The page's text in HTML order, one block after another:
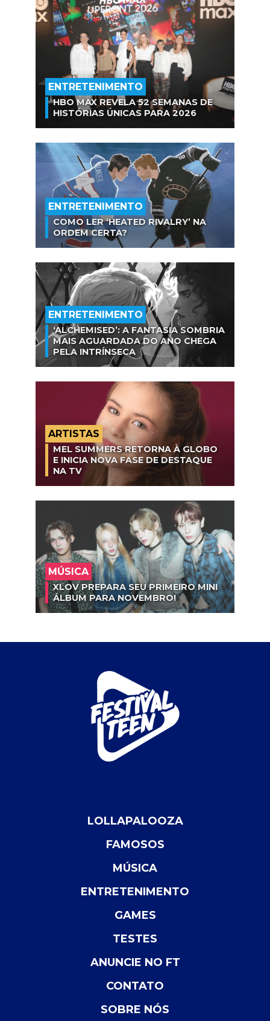
ENTRETENIMENTO
HBO MAX REVELA 52 SEMANAS DE
HISTÓRIAS ÚNICAS PARA 2026
ENTRETENIMENTO
COMO LER ‘HEATED RIVALRY’ NA
ORDEM CERTA?
ENTRETENIMENTO
‘ALCHEMISED’: A FANTASIA SOMBRIA
MAIS AGUARDADA DO ANO CHEGA
PELA INTRÍNSECA
ARTISTAS
MEL SUMMERS RETORNA À GLOBO
E INICIA NOVA FASE DE DESTAQUE
NA TV
MÚSICA
XLOV PREPARA SEU PRIMEIRO MINI
ÁLBUM PARA NOVEMBRO!
LOLLAPALOOZA
FAMOSOS
MÚSICA
ENTRETENIMENTO
GAMES
TESTES
ANUNCIE NO FT
CONTATO
SOBRE NÓS